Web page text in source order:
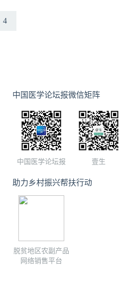
4
中国医学论坛报微信矩阵
中国医学论坛报 壹生
助力乡村振兴帮扶行动
脱贫地区农副产品
网络销售平台